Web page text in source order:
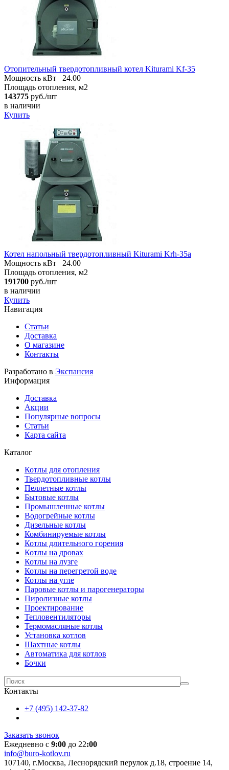
Отопительный твердотопливный котел Kiturami Kf-35
Мощность кВт
24.00
Площадь отопления, м2
143775 руб./шт
в наличии
Купить
Котел напольный твердотопливный Kiturami Krh-35a
Мощность кВт
24.00
Площадь отопления, м2
191700 руб./шт
в наличии
Купить
Навигация
Статьи
Доставка
О магазине
Контакты
Разработано в Экспансия
Информация
Доставка
Акции
Популярные вопросы
Статьи
Карта сайта
Каталог
Котлы для отопления
Твердотопливные котлы
Пеллетные котлы
Бытовые котлы
Промышленные котлы
Водогрейные котлы
Дизельные котлы
Комбинируемые котлы
Котлы длительного горения
Котлы на дровах
Котлы на лузге
Котлы на перегретой воде
Котлы на угле
Паровые котлы и парогенераторы
Пиролизные котлы
Проектирование
Тепловентиляторы
Термомасляные котлы
Установка котлов
Шахтные котлы
Автоматика для котлов
Бочки
Контакты
+7 (495) 142-37-82
Заказать звонок
Ежедневно с 9:00 до 22:00
info@buro-kotlov.ru
107140, г.Москва, Леснорядский перулок д.18, строение 14,